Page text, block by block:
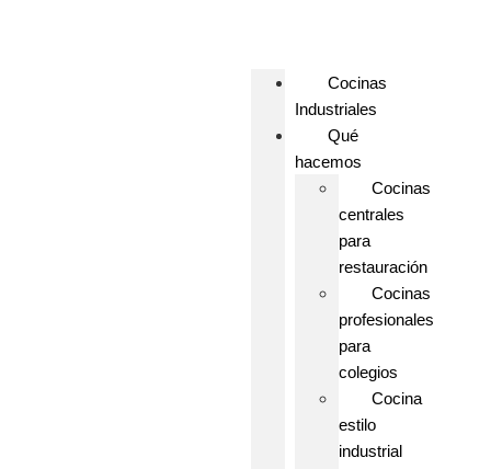
Cocinas
Industriales
Qué
hacemos
Cocinas
centrales
para
restauración
Cocinas
profesionales
para
colegios
Cocina
estilo
industrial